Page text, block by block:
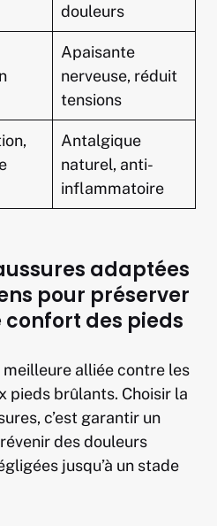
douleurs
Apaisante
nerveuse, réduit
tensions
Antalgique
naturel, anti-
inflammatoire
adaptées
pour préserver
des pieds
alliée contre les
pieds brûlants. Choisir la
c’est garantir un
des douleurs
jusqu’à un stade